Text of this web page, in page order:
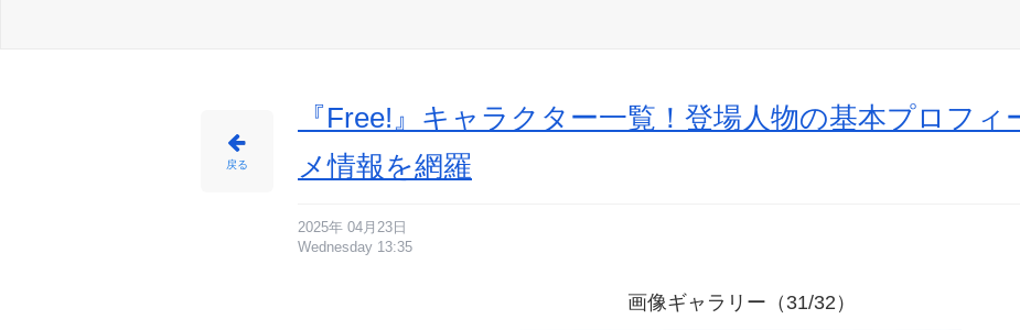
戻る
『Free!』キャラクター一覧！登場人物の基本プロフィ
メ情報を網羅
2025年 04月23日
Wednesday 13:35
画像ギャラリー（31/32）